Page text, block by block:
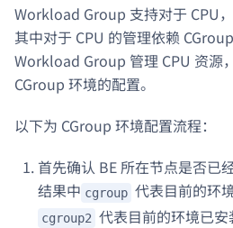
Workload Group 支持对于 CPU
其中对于 CPU 的管理依赖
Workload Group 管理 CPU 资源
CGroup 环境的配置。
以下为 CGroup 环境配置流程：
首先确认 BE 所在节点是否已
结果中 cgroup 代表目前的环
cgroup2 代表目前的环境已